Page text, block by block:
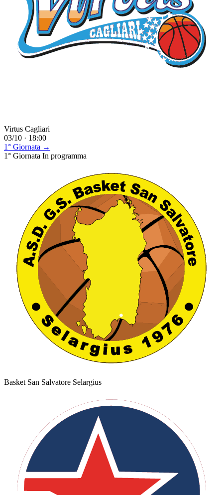
Virtus Cagliari
03/10 · 18:00
1° Giornata →
1° Giornata In programma
Basket San Salvatore Selargius